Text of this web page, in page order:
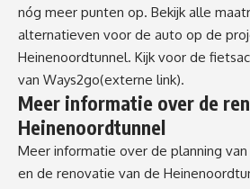
nóg meer punten op. Bekijk alle
alternatieven voor de auto op de
Heinenoordtunnel. Kijk voor de
van Ways2go(externe link).
Meer informatie over de
Heinenoordtunnel
Meer informatie over de planning
en de renovatie van de